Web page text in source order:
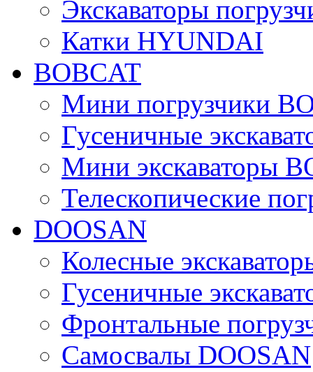
Экскаваторы
Катки HYUNDAI
BOBCAT
Мини погрузчики
Гусеничные
Мини экскаваторы
Телескопические
DOOSAN
Колесные
Гусеничные
Фронтальные
Самосвалы DOOSAN